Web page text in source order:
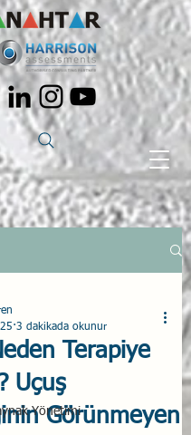
Yönetimi
Terapiye
Uçuş
Görünmeyen
3 dakikada okunur